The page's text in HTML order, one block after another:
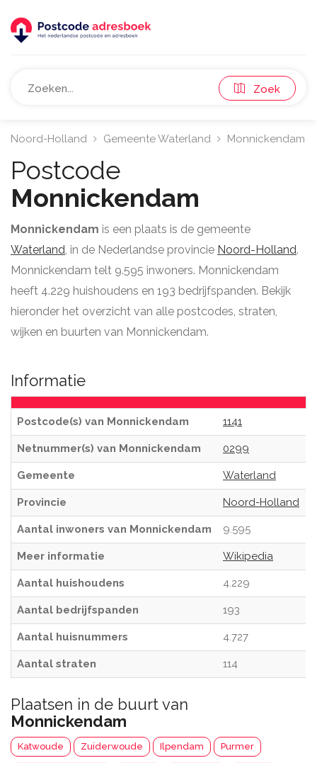
Zoek
Noord-Holland Gemeente Waterland Monnickendam
Postcode
Monnickendam
Monnickendam is een plaats is de gemeente
Waterland, in de Nederlandse provincie Noord-Holland.
Monnickendam telt 9.595 inwoners. Monnickendam
heeft 4.229 huishoudens en 193 bedrijfspanden. Bekijk
hieronder het overzicht van alle postcodes, straten,
wijken en buurten van Monnickendam.
Informatie
Postcode(s) van Monnickendam 1141
Netnummer(s) van Monnickendam 0299
Gemeente Waterland
Provincie Noord-Holland
Aantal inwoners van Monnickendam 9.595
Meer informatie Wikipedia
Aantal huishoudens 4.229
Aantal bedrijfspanden 193
Aantal huisnummers 4.727
Aantal straten 114
Plaatsen in de buurt van
Monnickendam
Katwoude Zuiderwoude Ilpendam Purmer